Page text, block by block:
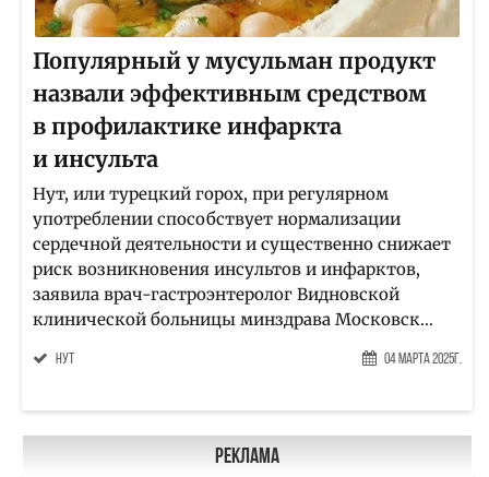
Популярный у мусульман продукт
назвали эффективным средством
в профилактике инфаркта
и инсульта
Нут, или турецкий горох, при регулярном
употреблении способствует нормализации
сердечной деятельности и существенно снижает
риск возникновения инсультов и инфарктов,
заявила врач-гастроэнтеролог Видновской
клинической больницы минздрава Московск...
нут 04 Марта 2025г.
Реклама